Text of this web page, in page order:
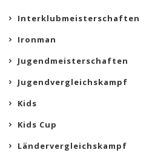
Interklubmeisterschaften
Ironman
Jugendmeisterschaften
Jugendvergleichskampf
Kids
Kids Cup
Ländervergleichskampf